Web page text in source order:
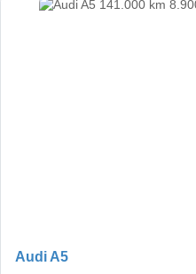
Audi A5